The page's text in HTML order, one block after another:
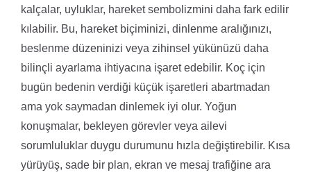
kalçalar, uyluklar, hareket sembolizmini daha fark edilir
kılabilir. Bu, hareket biçiminizi, dinlenme aralığınızı,
beslenme düzeninizi veya zihinsel yükünüzü daha
bilinçli ayarlama ihtiyacına işaret edebilir. Koç için
bugün bedenin verdiği küçük işaretleri abartmadan
ama yok saymadan dinlemek iyi olur. Yoğun
konuşmalar, bekleyen görevler veya ailevi
sorumluluklar duygu durumunu hızla değiştirebilir. Kısa
yürüyüş, sade bir plan, ekran ve mesaj trafiğine ara